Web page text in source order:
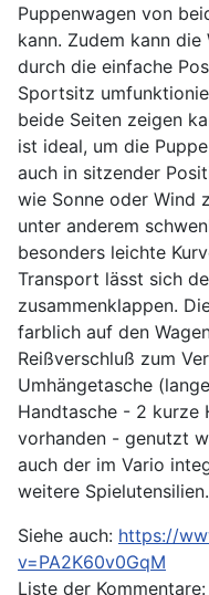
Puppenwagen von
kann. Zudem kann
durch die einfache
Sportsitz
beide Seiten zeigen
ist ideal, um die
auch in sitzender
wie Sonne oder Wind
unter anderem
besonders leichte
Transport lässt sich
zusammenklappen.
farblich auf den
Reißverschluß zum
Umhängetasche
Handtasche - 2 kurze
vorhanden - genutzt
auch der im Vario
weitere Spielutensilien.
Siehe auch: https://
v=PA2K60v0GqM
Liste der Kommentare: